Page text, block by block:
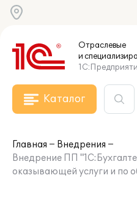
Отраслевые
и
Каталог
Главная
Внедрения
Внедрение ПП
оказывающей услуги и по